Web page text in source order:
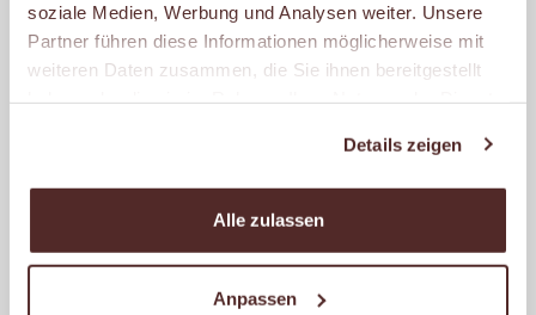
soziale Medien, Werbung und Analysen weiter. Unsere
Partner führen diese Informationen möglicherweise mit
weiteren Daten zusammen, die Sie ihnen bereitgestellt
Details zeigen
Alle zulassen
Anpassen
verwenden wir nur Fleisch- und
Wurstwaren namhafter Metzgereien.
Dabei ist unser Ziel, dass Du dich bei uns
wohlfühlst. Mit einer einladenden
Atmosphäre, einer freundlichen